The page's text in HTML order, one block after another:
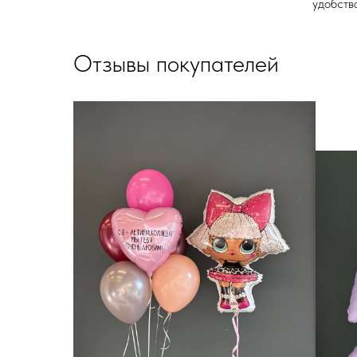
Отзывы покупателей